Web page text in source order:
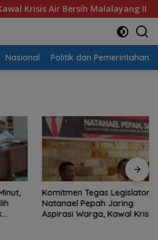
Air Bersih Malalayang II Hingga
Nasional Politik dan Pemerintahan
Komitmen Tegas Legislator
Natanael Pepah Jaring
Aspirasi Warga, Kawal Krisis